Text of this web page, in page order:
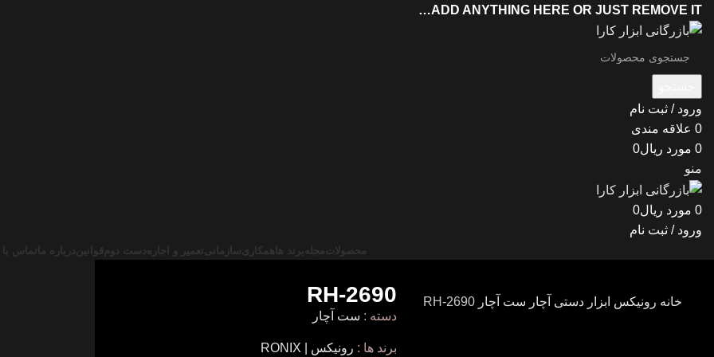
ADD ANYTHING HERE OR JUST REMOVE IT…
ورود / ثبت نام
0 علاقه مندی
0 مورد ریال0
منو
0 مورد ریال0
ورود / ثبت نام
محصولاتمجله برند ها همکاریسازمانیتعمیر و اجارهدست دوم قوانین درباره ما تماس با
خانه رونیکس ابزار دستی آچار ست آچار RH-2690
RH-2690
دسته : ست آچار
برند ها : رونیکس | RONIX